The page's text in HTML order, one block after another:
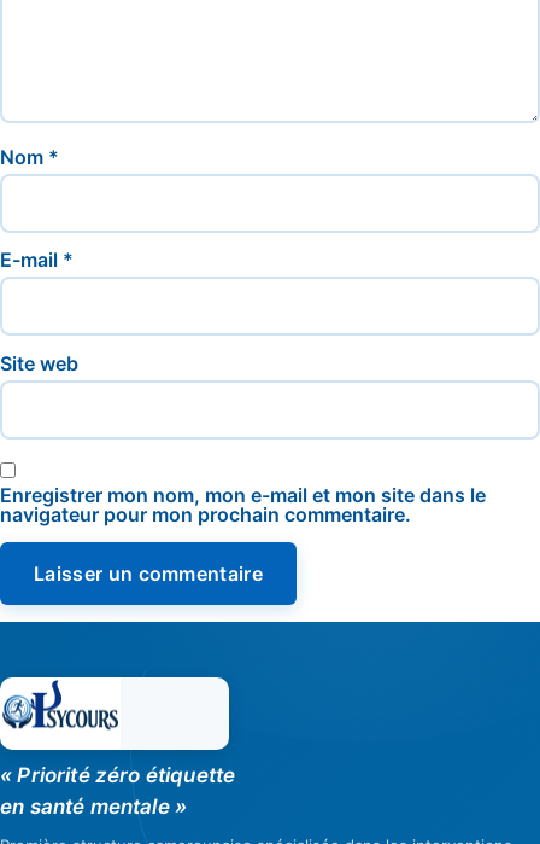
Nom *
E-mail *
Site web
Enregistrer mon nom, mon e-mail et mon site dans le
navigateur pour mon prochain commentaire.
« Priorité zéro étiquette
en santé mentale »